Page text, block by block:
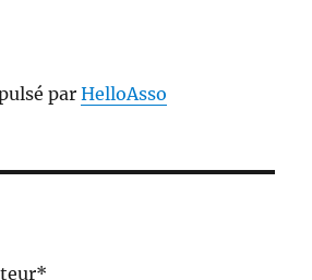
par HelloAsso
*